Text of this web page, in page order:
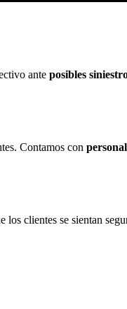
ante posibles
Contamos con
clientes se sientan